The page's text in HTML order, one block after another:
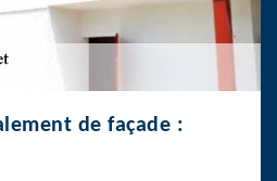
de façade :